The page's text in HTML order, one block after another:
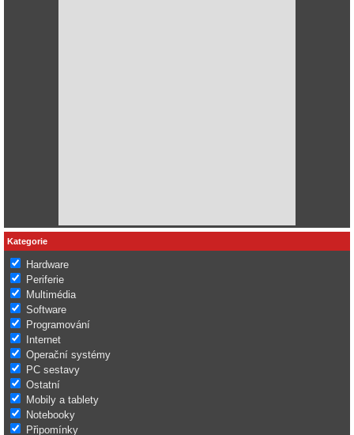
Kategorie
Hardware
Periferie
Multimédia
Software
Programování
Internet
Operační systémy
PC sestavy
Ostatní
Mobily a tablety
Notebooky
Připomínky